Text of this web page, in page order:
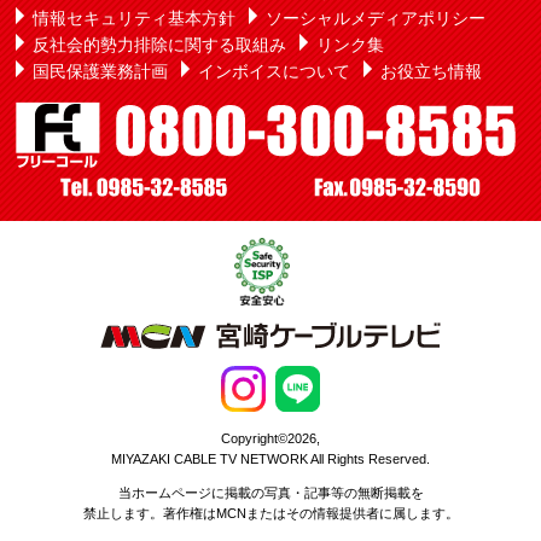
情報セキュリティ基本方針
ソーシャルメディアポリシー
反社会的勢力排除に関する取組み
リンク集
国民保護業務計画
インボイスについて お役立ち情報
Copyright©2026,
MIYAZAKI CABLE TV NETWORK All Rights Reserved.
当ホームページに掲載の写真・記事等の無断掲載を
禁止します。著作権はMCNまたはその情報提供者に属します。